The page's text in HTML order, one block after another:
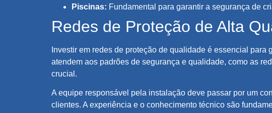
Piscinas: Fundamental para garantir a segurança de
Redes de Proteção de Alta
Investir em redes de proteção de qualidade é essencial
atendem aos padrões de segurança e qualidade, como as
crucial.
A equipe responsável pela instalação deve passar por um
clientes. A experiência e o conhecimento técnico são